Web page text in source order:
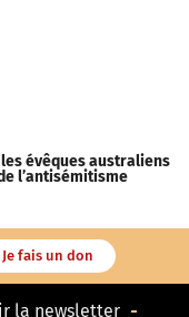
évêques australiens
l’antisémitisme
Je fais un don
la newsletter